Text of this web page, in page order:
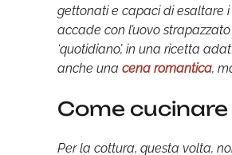
gettonati e capaci di esaltare
accade con l’uovo
‘quotidiano’, in una ricetta
anche una cena romantica,
Come
Per la cottura, questa volta,